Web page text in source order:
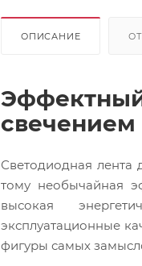
ОПИСАНИЕ
свечением
Светодиодная лента
тому необычайная
высокая
эксплуатационные
фигуры самых